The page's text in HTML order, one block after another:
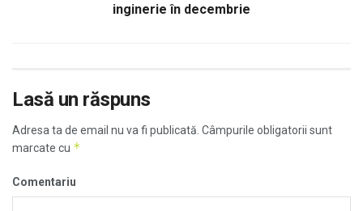
inginerie în decembrie
Lasă un răspuns
Adresa ta de email nu va fi publicată. Câmpurile obligatorii sunt
marcate cu *
Comentariu